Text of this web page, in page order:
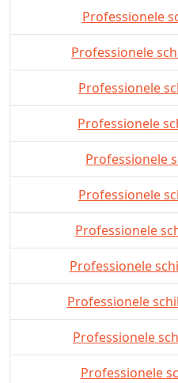
Professionele
Professionele
Professionele
Professionele
Professionele
Professionele
Professionele
Professionele
Professionele
Professionele
Professionele